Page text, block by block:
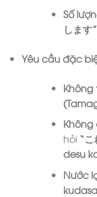
Số
しま
Yêu cầu đặc
Không
Không
hỏi “
desu
Nước